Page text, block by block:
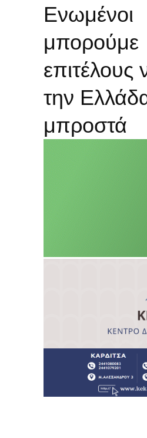
Ενωμένοι
μπορούμε
την
μπροστά